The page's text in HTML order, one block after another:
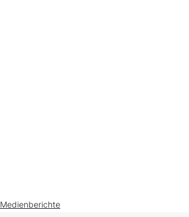
Medienberichte